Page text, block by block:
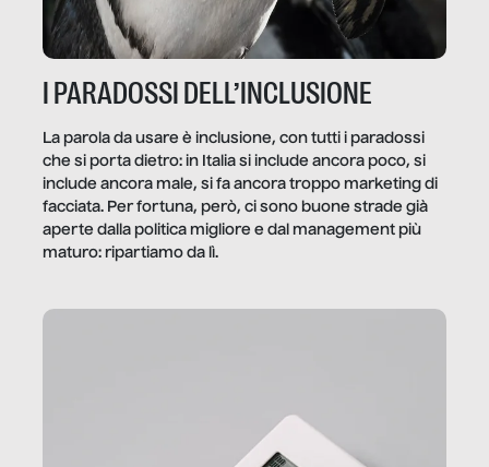
I PARADOSSI DELL’INCLUSIONE
La parola da usare è inclusione, con tutti i paradossi
che si porta dietro: in Italia si include ancora poco, si
include ancora male, si fa ancora troppo marketing di
facciata. Per fortuna, però, ci sono buone strade già
aperte dalla politica migliore e dal management più
maturo: ripartiamo da lì.